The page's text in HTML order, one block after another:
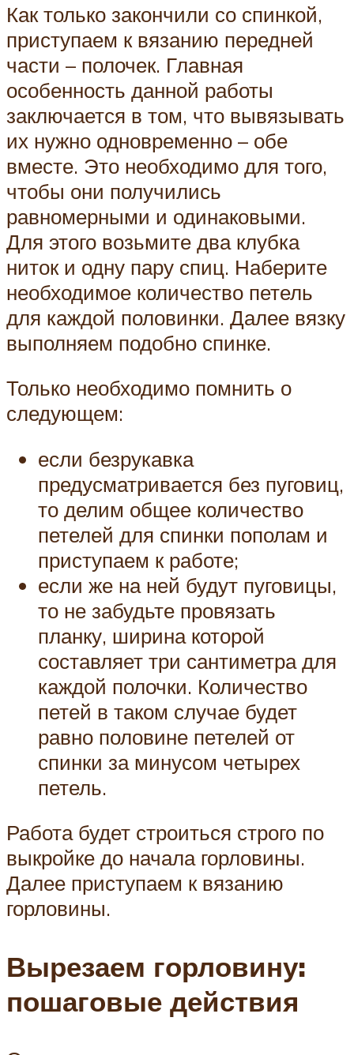
Как только закончили со спинкой,
приступаем к вязанию передней
части – полочек. Главная
особенность данной работы
заключается в том, что вывязывать
их нужно одновременно – обе
вместе. Это необходимо для того,
чтобы они получились
равномерными и одинаковыми.
Для этого возьмите два клубка
ниток и одну пару спиц. Наберите
необходимое количество петель
для каждой половинки. Далее вязку
выполняем подобно спинке.
Только необходимо помнить о
следующем:
если безрукавка
предусматривается без пуговиц,
то делим общее количество
петелей для спинки пополам и
приступаем к работе;
если же на ней будут пуговицы,
то не забудьте провязать
планку, ширина которой
составляет три сантиметра для
каждой полочки. Количество
петей в таком случае будет
равно половине петелей от
спинки за минусом четырех
петель.
Работа будет строиться строго по
выкройке до начала горловины.
Далее приступаем к вязанию
горловины.
Вырезаем горловину:
пошаговые действия